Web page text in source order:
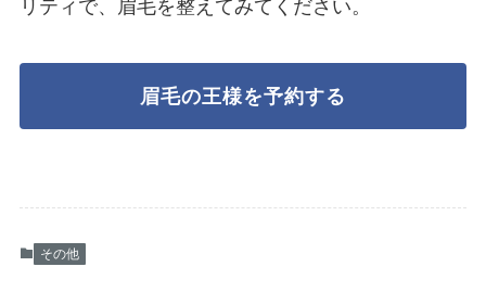
リティで、眉毛を整えてみてください。
眉毛の王様を予約する
その他